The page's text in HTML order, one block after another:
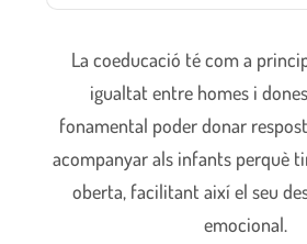
La coeducació té com a
igualtat entre homes i
fonamental poder donar
acompanyar als infants perquè
oberta, facilitant així el seu
emocional.